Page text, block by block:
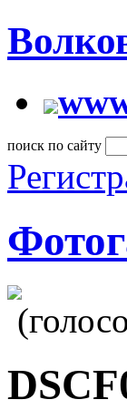
поиск по сайту